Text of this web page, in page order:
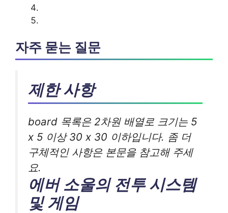
자주 묻는 질문
제한 사항
board 목록은 2차원 배열로 크기는 5
x 5 이상 30 x 30 이하입니다. 좀 더
구체적인 사항은 본문을 참고해 주세
요.
에버 소울의 전투 시스템
및 게임